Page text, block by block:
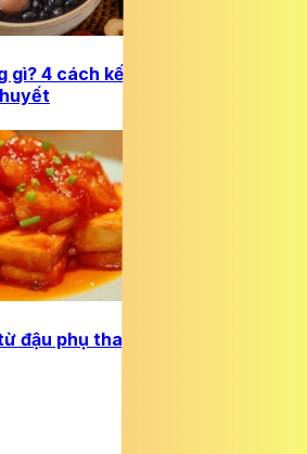
4 cách kết hợp đậu đen giúp
đậu phụ thanh mát, tốt cho sức